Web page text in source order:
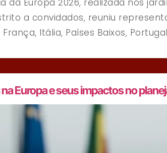
da Europa 2026, realizada nos
a convidados, reuniu
Itália, Países Baixos,
Europa e seus impactos no